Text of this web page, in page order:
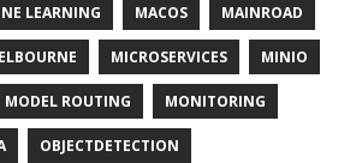
LEARNING MACOS MAINROAD
MICROSERVICES MINIO
MODEL ROUTING MONITORING
OBJECTDETECTION